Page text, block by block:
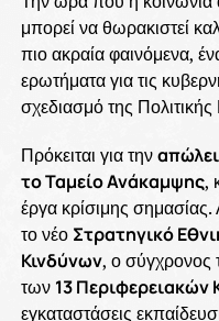
μπορεί να θωρακιστεί
πιο ακραία φαινόμενα,
ερωτήματα για τις
σχεδιασμό της
Πρόκειται για την
το Ταμείο Ανάκαμψης,
έργα κρίσιμης
το νέο Στρατηγικό
Κινδύνων, ο σύγχρονος
των 13 Περιφερειακών
εγκαταστάσεις